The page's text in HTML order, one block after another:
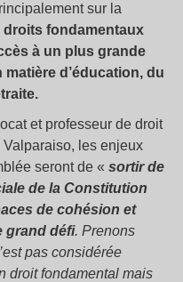
sur la
fondamentaux
à un plus grande
d’éducation, du
et professeur de droit
les enjeux
seront de « sortir de
de la Constitution
de cohésion et
grand défi. Prenons
pas considérée
droit fondamental mais